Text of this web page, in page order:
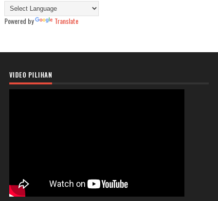
Powered by Translate
VIDEO PILIHAN